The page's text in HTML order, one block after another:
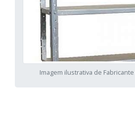
Imagem ilustrativa de